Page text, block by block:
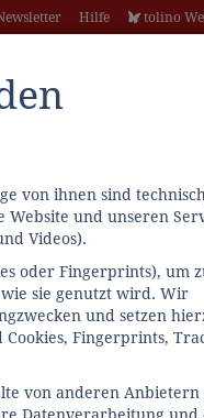
von ihnen sind technisch
und unseren
Videos).
oder Fingerprints), um
sie genutzt wird. Wir
und setzen
Fingerprints,
von anderen Anbietern
Hilfe tolino
Bücher Hörbücher